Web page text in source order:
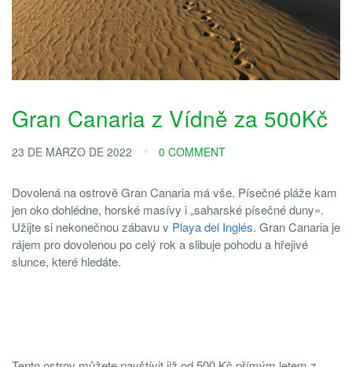
Gran Canaria z Vídně za 500Kč
23 DE MARZO DE 2022 0 COMMENT
Dovolená na ostrově Gran Canaria má vše. Písečné pláže kam
jen oko dohlédne, horské masívy i „saharské písečné duny».
Užijte si nekonečnou zábavu v Playa del Inglés. Gran Canaria je
rájem pro dovolenou po celý rok a slibuje pohodu a hřejivé
slunce, které hledáte.